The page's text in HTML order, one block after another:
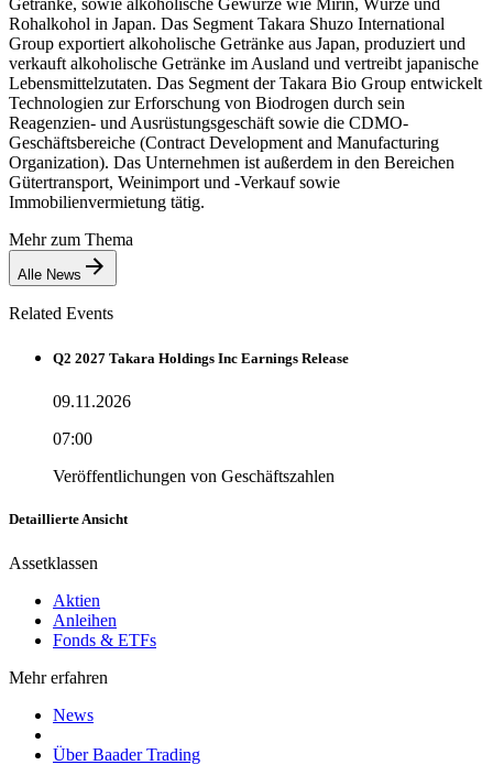
Rohalkohol in Japan. Das Segment Takara Shuzo International
Group exportiert alkoholische Getränke aus Japan, produziert und
verkauft alkoholische Getränke im Ausland und vertreibt japanische
Lebensmittelzutaten. Das Segment der Takara Bio Group entwickelt
Technologien zur Erforschung von Biodrogen durch sein
Reagenzien- und Ausrüstungsgeschäft sowie die CDMO-
Geschäftsbereiche (Contract Development and Manufacturing
Organization). Das Unternehmen ist außerdem in den Bereichen
Gütertransport, Weinimport und -Verkauf sowie
Immobilienvermietung tätig.
Mehr zum Thema
Alle News
Related Events
Q2 2027 Takara Holdings Inc Earnings Release
09.11.2026
07:00
Veröffentlichungen von Geschäftszahlen
Detaillierte Ansicht
Assetklassen
Aktien
Anleihen
Fonds & ETFs
Mehr erfahren
News
Über Baader Trading